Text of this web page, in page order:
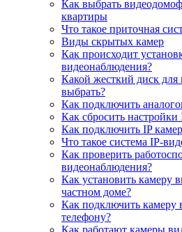
Как выбрать
квартиры
Что такое приточная
Виды скрытых камер
Как происходит
видеонаблюдения?
Какой жесткий диск для
выбрать?
Как подключить
Как сбросить
Как подключить IP
Что такое система IP-
Как проверить
видеонаблюдения?
Как установить камеру
частном доме?
Как подключить камеру
телефону?
Как работают камеры